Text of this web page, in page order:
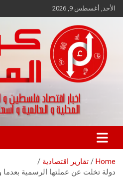
Skip
to
الأحد, أغسطس 9, 2026
كواليس المال
اخبار اقتصاد فلسطين و العالم و
Home
تقارير اقتصادية
دولة تخلت عن عملتها الرسمية